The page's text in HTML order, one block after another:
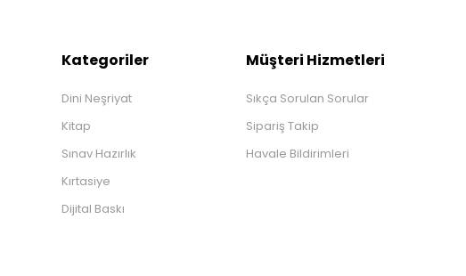
Kategoriler
Dini Neşriyat
Kitap
Sınav Hazırlık
Kırtasiye
Dijital Baskı
Müşteri Hizmetleri
Sıkça Sorulan Sorular
Sipariş Takip
Havale Bildirimleri